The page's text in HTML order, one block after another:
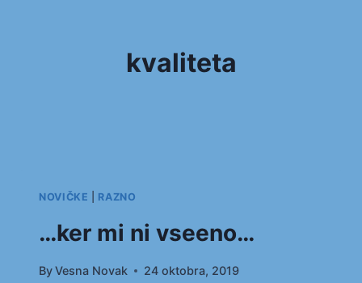
kvaliteta
NOVIČKE RAZNO
…ker mi ni vseeno…
ByVesna Novak 24 oktobra, 2019